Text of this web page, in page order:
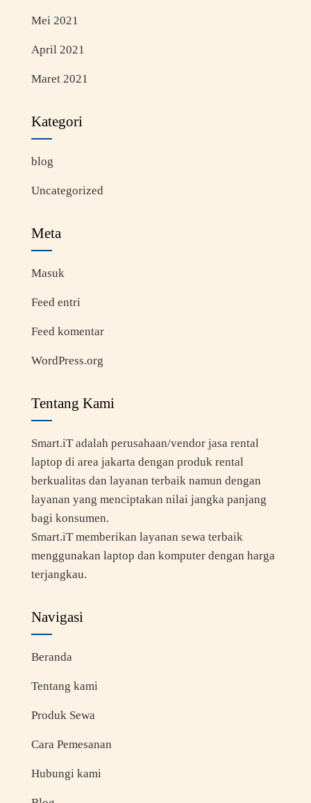
Mei 2021
April 2021
Maret 2021
Kategori
blog
Uncategorized
Meta
Masuk
Feed entri
Feed komentar
WordPress.org
Tentang Kami
Smart.iT adalah perusahaan/vendor jasa rental
laptop di area jakarta dengan produk rental
berkualitas dan layanan terbaik namun dengan
layanan yang menciptakan nilai jangka panjang
bagi konsumen.
Smart.iT memberikan layanan sewa terbaik
menggunakan laptop dan komputer dengan harga
terjangkau.
Navigasi
Beranda
Tentang kami
Produk Sewa
Cara Pemesanan
Hubungi kami